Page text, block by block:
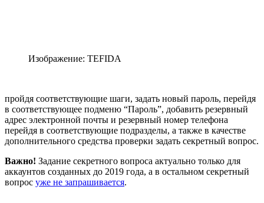
Изображение: TEFIDA
пройдя соответствующие шаги, задать новый пароль, перейдя
в соответствующее подменю “Пароль”, добавить резервный
адрес электронной почты и резервный номер телефона
перейдя в соответствующие подразделы, а также в качестве
дополнительного средства проверки задать секретный вопрос.
Важно! Задание секретного вопроса актуально только для
аккаунтов созданных до 2019 года, а в остальном секретный
вопрос уже не запрашивается.